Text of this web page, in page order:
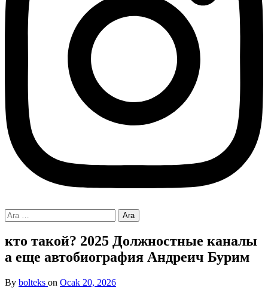
Arama:
кто такой? 2025 Должностные каналы
а еще автобиография Андреич Бурим
By bolteks on Ocak 20, 2026